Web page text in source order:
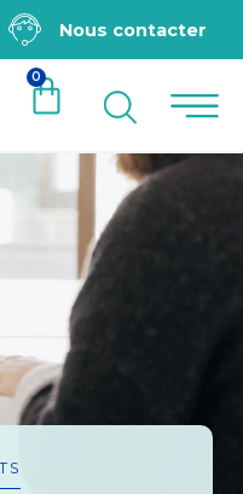
Nous contacter
0